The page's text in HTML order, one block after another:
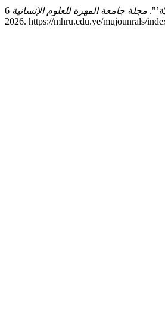
مجلة جامعة المهرة للعلوم الإنسانية 6, no. 2 (ديسمبر 23, 2025): 159–187. تاريخ الوصول أغسطس 7,
2026. https://mhru.edu.ye/mujounrals/